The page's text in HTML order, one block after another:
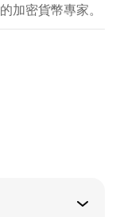
加密貨幣專家。